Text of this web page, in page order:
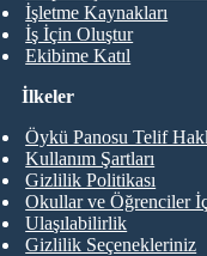
İşletme Kaynakları
İş İçin Oluştur
Ekibime Katıl
İlkeler
Öykü Panosu Telif
Kullanım Şartları
Gizlilik Politikası
Okullar ve Öğrenciler
Ulaşılabilirlik
Gizlilik Seçenekleriniz